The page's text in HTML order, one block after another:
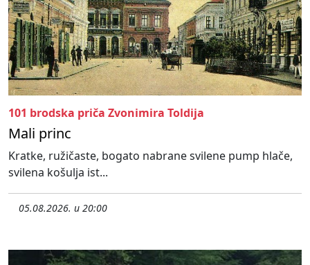
101 brodska priča Zvonimira Toldija
Mali princ
Kratke, ružičaste, bogato nabrane svilene pump hlače,
svilena košulja ist...
05.08.2026. u 20:00